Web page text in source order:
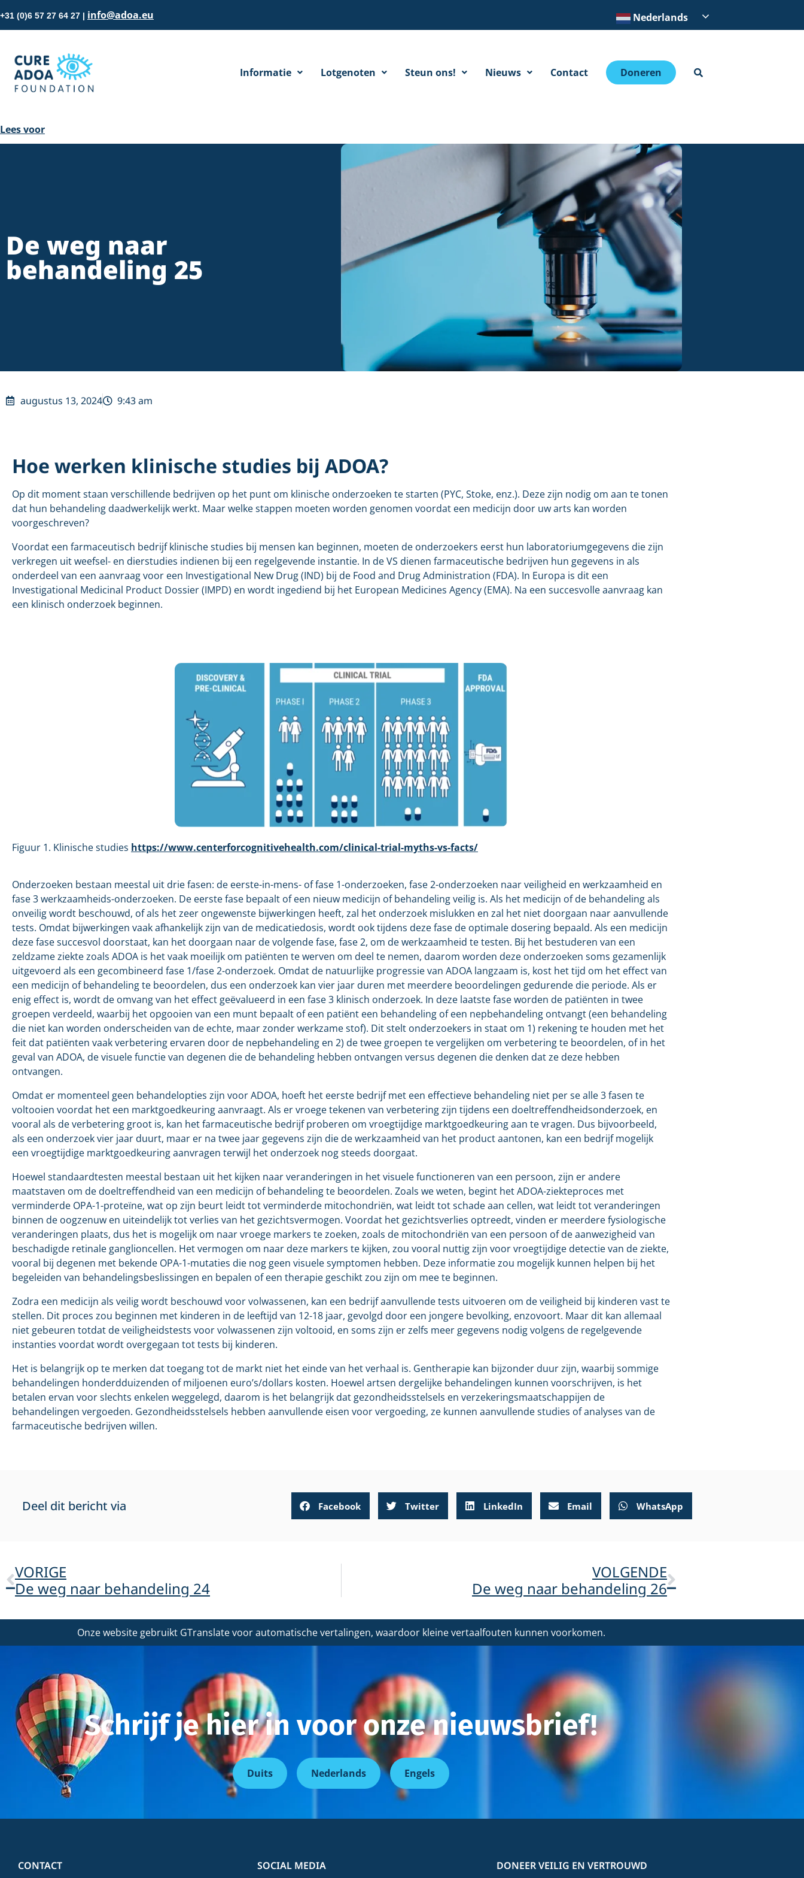
+31 (0)6 57 27 64 27 | info@adoa.eu Nederlands
Informatie Lotgenoten Steun ons! Nieuws Contact Doneren
Lees voor
De weg naar
behandeling 25
augustus 13, 2024 9:43 am
Hoe werken klinische studies bij ADOA?
Op dit moment staan verschillende bedrijven op het punt om klinische onderzoeken te starten (PYC, Stoke, enz.). Deze zijn nodig om aan te tonen
dat hun behandeling daadwerkelijk werkt. Maar welke stappen moeten worden genomen voordat een medicijn door uw arts kan worden
voorgeschreven?
Voordat een farmaceutisch bedrijf klinische studies bij mensen kan beginnen, moeten de onderzoekers eerst hun laboratoriumgegevens die zijn
verkregen uit weefsel- en dierstudies indienen bij een regelgevende instantie. In de VS dienen farmaceutische bedrijven hun gegevens in als
onderdeel van een aanvraag voor een Investigational New Drug (IND) bij de Food and Drug Administration (FDA). In Europa is dit een
Investigational Medicinal Product Dossier (IMPD) en wordt ingediend bij het European Medicines Agency (EMA). Na een succesvolle aanvraag kan
een klinisch onderzoek beginnen.
Figuur 1. Klinische studies https://www.centerforcognitivehealth.com/clinical-trial-myths-vs-facts/
Onderzoeken bestaan meestal uit drie fasen: de eerste-in-mens- of fase 1-onderzoeken, fase 2-onderzoeken naar veiligheid en werkzaamheid en
fase 3 werkzaamheids-onderzoeken. De eerste fase bepaalt of een nieuw medicijn of behandeling veilig is. Als het medicijn of de behandeling als
onveilig wordt beschouwd, of als het zeer ongewenste bijwerkingen heeft, zal het onderzoek mislukken en zal het niet doorgaan naar aanvullende
tests. Omdat bijwerkingen vaak afhankelijk zijn van de medicatiedosis, wordt ook tijdens deze fase de optimale dosering bepaald. Als een medicijn
deze fase succesvol doorstaat, kan het doorgaan naar de volgende fase, fase 2, om de werkzaamheid te testen. Bij het bestuderen van een
zeldzame ziekte zoals ADOA is het vaak moeilijk om patiënten te werven om deel te nemen, daarom worden deze onderzoeken soms gezamenlijk
uitgevoerd als een gecombineerd fase 1/fase 2-onderzoek. Omdat de natuurlijke progressie van ADOA langzaam is, kost het tijd om het effect van
een medicijn of behandeling te beoordelen, dus een onderzoek kan vier jaar duren met meerdere beoordelingen gedurende die periode. Als er
enig effect is, wordt de omvang van het effect geëvalueerd in een fase 3 klinisch onderzoek. In deze laatste fase worden de patiënten in twee
groepen verdeeld, waarbij het opgooien van een munt bepaalt of een patiënt een behandeling of een nepbehandeling ontvangt (een behandeling
die niet kan worden onderscheiden van de echte, maar zonder werkzame stof). Dit stelt onderzoekers in staat om 1) rekening te houden met het
feit dat patiënten vaak verbetering ervaren door de nepbehandeling en 2) de twee groepen te vergelijken om verbetering te beoordelen, of in het
geval van ADOA, de visuele functie van degenen die de behandeling hebben ontvangen versus degenen die denken dat ze deze hebben
ontvangen.
Omdat er momenteel geen behandelopties zijn voor ADOA, hoeft het eerste bedrijf met een effectieve behandeling niet per se alle 3 fasen te
voltooien voordat het een marktgoedkeuring aanvraagt. Als er vroege tekenen van verbetering zijn tijdens een doeltreffendheidsonderzoek, en
vooral als de verbetering groot is, kan het farmaceutische bedrijf proberen om vroegtijdige marktgoedkeuring aan te vragen. Dus bijvoorbeeld,
als een onderzoek vier jaar duurt, maar er na twee jaar gegevens zijn die de werkzaamheid van het product aantonen, kan een bedrijf mogelijk
een vroegtijdige marktgoedkeuring aanvragen terwijl het onderzoek nog steeds doorgaat.
Hoewel standaardtesten meestal bestaan uit het kijken naar veranderingen in het visuele functioneren van een persoon, zijn er andere
maatstaven om de doeltreffendheid van een medicijn of behandeling te beoordelen. Zoals we weten, begint het ADOA-ziekteproces met
verminderde OPA-1-proteïne, wat op zijn beurt leidt tot verminderde mitochondriën, wat leidt tot schade aan cellen, wat leidt tot veranderingen
binnen de oogzenuw en uiteindelijk tot verlies van het gezichtsvermogen. Voordat het gezichtsverlies optreedt, vinden er meerdere fysiologische
veranderingen plaats, dus het is mogelijk om naar vroege markers te zoeken, zoals de mitochondriën van een persoon of de aanwezigheid van
beschadigde retinale ganglioncellen. Het vermogen om naar deze markers te kijken, zou vooral nuttig zijn voor vroegtijdige detectie van de ziekte,
vooral bij degenen met bekende OPA-1-mutaties die nog geen visuele symptomen hebben. Deze informatie zou mogelijk kunnen helpen bij het
begeleiden van behandelingsbeslissingen en bepalen of een therapie geschikt zou zijn om mee te beginnen.
Zodra een medicijn als veilig wordt beschouwd voor volwassenen, kan een bedrijf aanvullende tests uitvoeren om de veiligheid bij kinderen vast te
stellen. Dit proces zou beginnen met kinderen in de leeftijd van 12-18 jaar, gevolgd door een jongere bevolking, enzovoort. Maar dit kan allemaal
niet gebeuren totdat de veiligheidstests voor volwassenen zijn voltooid, en soms zijn er zelfs meer gegevens nodig volgens de regelgevende
instanties voordat wordt overgegaan tot tests bij kinderen.
Het is belangrijk op te merken dat toegang tot de markt niet het einde van het verhaal is. Gentherapie kan bijzonder duur zijn, waarbij sommige
behandelingen honderdduizenden of miljoenen euro’s/dollars kosten. Hoewel artsen dergelijke behandelingen kunnen voorschrijven, is het
betalen ervan voor slechts enkelen weggelegd, daarom is het belangrijk dat gezondheidsstelsels en verzekeringsmaatschappijen de
behandelingen vergoeden. Gezondheidsstelsels hebben aanvullende eisen voor vergoeding, ze kunnen aanvullende studies of analyses van de
farmaceutische bedrijven willen.
Deel dit bericht via Facebook Twitter LinkedIn Email WhatsApp
VORIGE
De weg naar behandeling 24
VOLGENDE
De weg naar behandeling 26
Onze website gebruikt GTranslate voor automatische vertalingen, waardoor kleine vertaalfouten kunnen voorkomen.
Schrijf je hier in voor onze nieuwsbrief!
Duits Nederlands Engels
CONTACT SOCIAL MEDIA DONEER VEILIG EN VERTROUWD